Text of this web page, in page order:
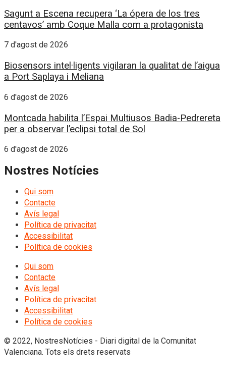
Sagunt a Escena recupera ‘La ópera de los tres
centavos’ amb Coque Malla com a protagonista
7 d'agost de 2026
Biosensors intel·ligents vigilaran la qualitat de l’aigua
a Port Saplaya i Meliana
6 d'agost de 2026
Montcada habilita l’Espai Multiusos Badia-Pedrereta
per a observar l’eclipsi total de Sol
6 d'agost de 2026
Nostres Notícies
Qui som
Contacte
Avís legal
Política de privacitat
Accessibilitat
Política de cookies
Qui som
Contacte
Avís legal
Política de privacitat
Accessibilitat
Política de cookies
© 2022, NostresNotícies - Diari digital de la Comunitat
Valenciana. Tots els drets reservats